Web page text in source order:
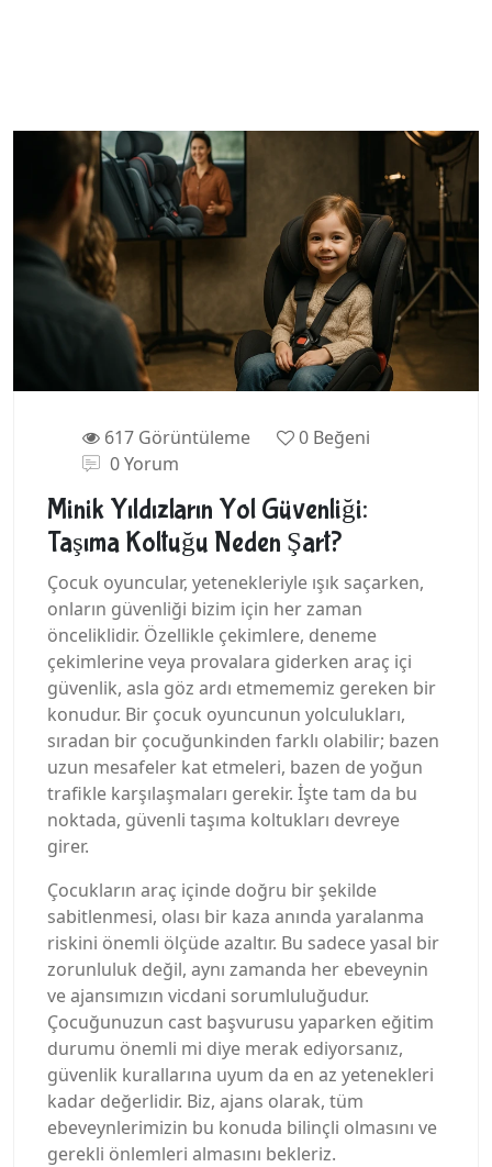
617 Görüntüleme 0 Beğeni
0 Yorum
Minik Yıldızların Yol Güvenliği:
Taşıma Koltuğu Neden Şart?
Çocuk oyuncular, yetenekleriyle ışık saçarken,
onların güvenliği bizim için her zaman
önceliklidir. Özellikle çekimlere, deneme
çekimlerine veya provalara giderken araç içi
güvenlik, asla göz ardı etmememiz gereken bir
konudur. Bir çocuk oyuncunun yolculukları,
sıradan bir çocuğunkinden farklı olabilir; bazen
uzun mesafeler kat etmeleri, bazen de yoğun
trafikle karşılaşmaları gerekir. İşte tam da bu
noktada, güvenli taşıma koltukları devreye
girer.
Çocukların araç içinde doğru bir şekilde
sabitlenmesi, olası bir kaza anında yaralanma
riskini önemli ölçüde azaltır. Bu sadece yasal bir
zorunluluk değil, aynı zamanda her ebeveynin
ve ajansımızın vicdani sorumluluğudur.
Çocuğunuzun cast başvurusu yaparken eğitim
durumu önemli mi diye merak ediyorsanız,
güvenlik kurallarına uyum da en az yetenekleri
kadar değerlidir. Biz, ajans olarak, tüm
ebeveynlerimizin bu konuda bilinçli olmasını ve
gerekli önlemleri almasını bekleriz.